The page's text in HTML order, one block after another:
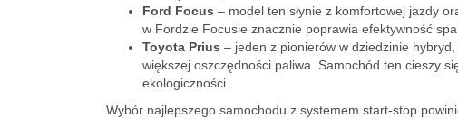
Ford Focus – model ten słynie z komfortowej jazdy
w Fordzie Focusie znacznie poprawia efektywność
Toyota Prius – jeden z pionierów w dziedzinie
większej oszczędności paliwa. Samochód ten cieszy
ekologiczności.
Wybór najlepszego samochodu z systemem start-stop